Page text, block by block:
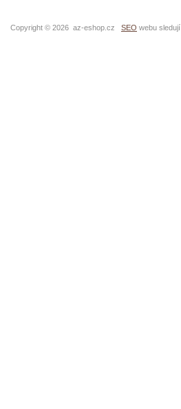
Copyright © 2026 az-eshop.cz SEO webu sledují